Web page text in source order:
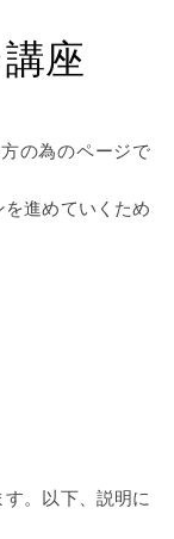
座
の為のページで
進めていくため
。以下、説明に